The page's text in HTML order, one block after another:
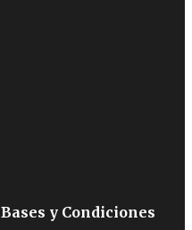
Bases y Condiciones